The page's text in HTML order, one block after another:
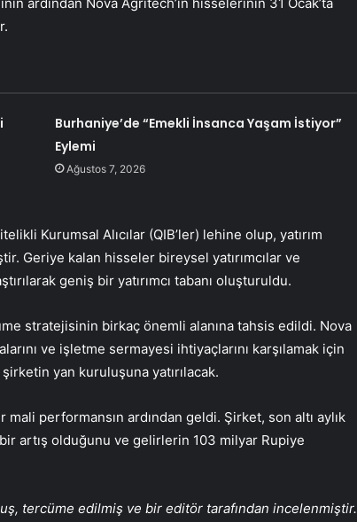
Burhaniye’de “Emekli İnsanca Yaşam İstiyor”
Eylemi
Ağustos 7, 2026
Kurumsal Alıcılar (QIB’ler) lehine olup, yatırım
Geriye kalan hisseler bireysel yatırımcılar ve
geniş bir yatırımcı tabanı oluşturuldu.
stratejisinin birkaç önemli alanına tahsis edildi. Nova
ve işletme sermayesi ihtiyaçlarını karşılamak için
şirketin yan kuruluşuna yatırılacak.
mali performansın ardından geldi. Şirket, son altı aylık
artış olduğunu ve gelirlerin 103 milyar Rupiye
tercüme edilmiş ve bir editör tarafından incelenmiştir.